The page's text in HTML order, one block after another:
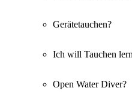
Gerätetauchen?
Ich will Tauchen
Open Water Diver?